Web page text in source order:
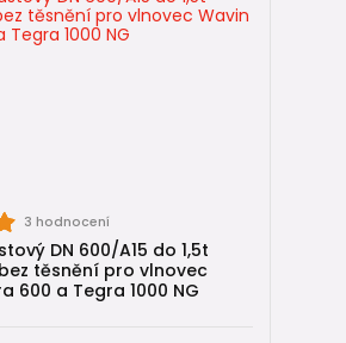
3 hodnocení
DN 600/A15 do 1,5t
těsnění pro vlnovec
600 a Tegra 1000 NG